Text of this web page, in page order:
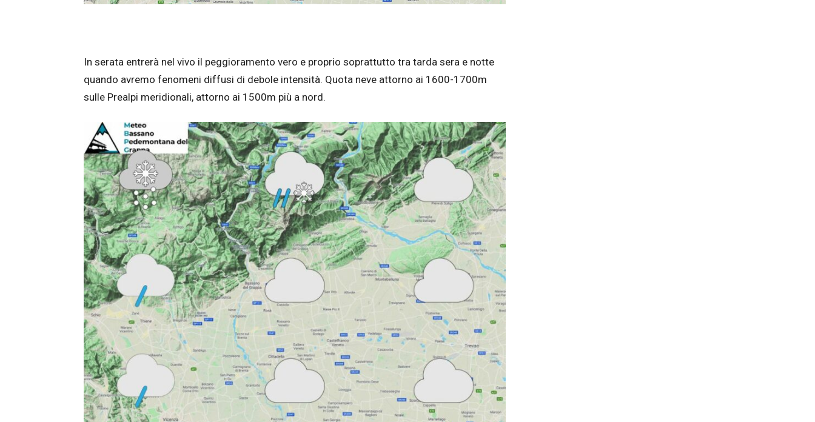
In serata entrerà nel vivo il peggioramento vero e proprio soprattutto tra tarda sera e notte
quando avremo fenomeni diffusi di debole intensità. Quota neve attorno ai 1600-1700m
sulle Prealpi meridionali, attorno ai 1500m più a nord.